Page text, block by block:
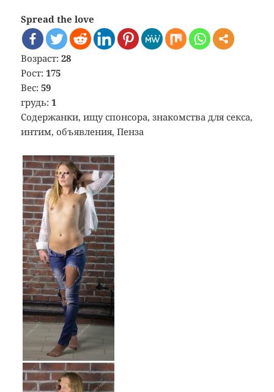
Spread the love
Возраст:28
Рост:175
Вес:59
грудь:1
Содержанки, ищу спонсора, знакомства для секса,
интим, объявления, Пенза